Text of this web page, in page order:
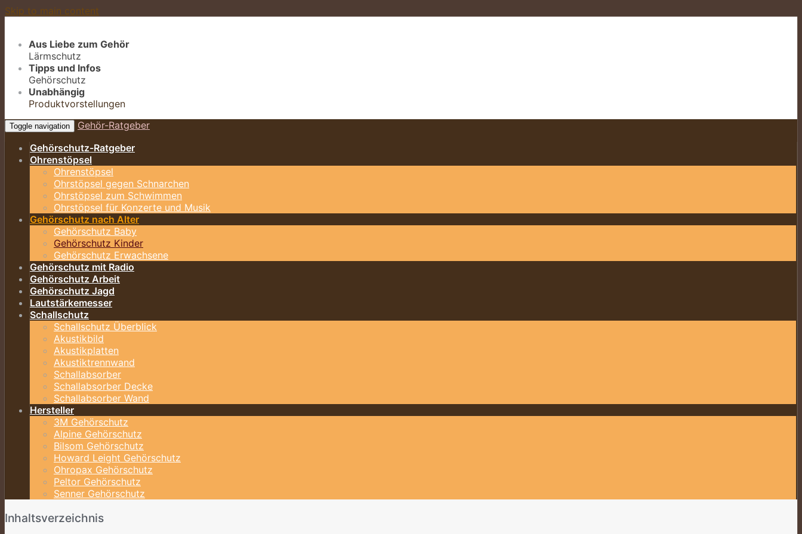
Skip to main content
Aus Liebe zum Gehör
Lärmschutz
Tipps und Infos
Gehörschutz
Unabhängig
Produktvorstellungen
Toggle navigation
Gehör-Ratgeber
Gehörschutz-Ratgeber
Ohrenstöpsel
Ohrenstöpsel
Ohrstöpsel gegen Schnarchen
Ohrstöpsel zum Schwimmen
Ohrstöpsel für Konzerte und Musik
Gehörschutz nach Alter
Gehörschutz Baby
Gehörschutz Kinder
Gehörschutz Erwachsene
Gehörschutz mit Radio
Gehörschutz Arbeit
Gehörschutz Jagd
Lautstärkemesser
Schallschutz
Schallschutz Überblick
Akustikbild
Akustikplatten
Akustiktrennwand
Schallabsorber
Schallabsorber Decke
Schallabsorber Wand
Hersteller
3M Gehörschutz
Alpine Gehörschutz
Bilsom Gehörschutz
Howard Leight Gehörschutz
Ohropax Gehörschutz
Peltor Gehörschutz
Senner Gehörschutz
Inhaltsverzeichnis